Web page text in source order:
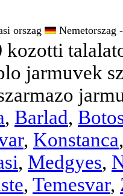
orszag Nemetorszag
kozotti
jarmuvek
, Barlad,
, Konstanca
, Medgyes,
, Temesvar,